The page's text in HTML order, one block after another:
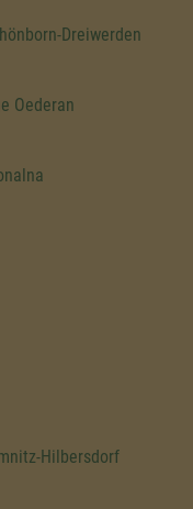
Dreiwerden
Oederan
Hilbersdorf